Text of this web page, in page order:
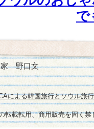
で
家 野口文
による韓国旅行とソウル旅
載転用、商用販売を固く禁